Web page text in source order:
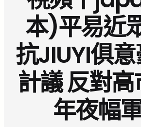
本)平易近
抗JIUYI俱
計議 反對
年夜幅